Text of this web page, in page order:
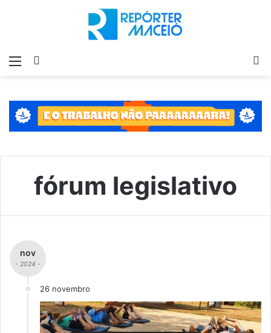
Menu
fórum legislativo
nov
- 2024 -
26 novembro